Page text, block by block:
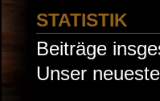
STATISTIK
Beiträge
Unser